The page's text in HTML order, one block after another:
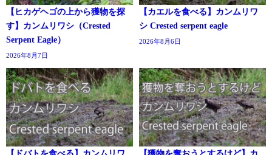
【ヒカゲヘゴの上から獲物を探
す】カンムリワシ（Crested
Serpent Eagle）
2026年8月7日
【カエルを食べる】カンムリワ
シ Crested serpent eagle
2026年8月6日
【ドバトを食べる】カンムリワ
【獲物を奪おうとするけど】カ